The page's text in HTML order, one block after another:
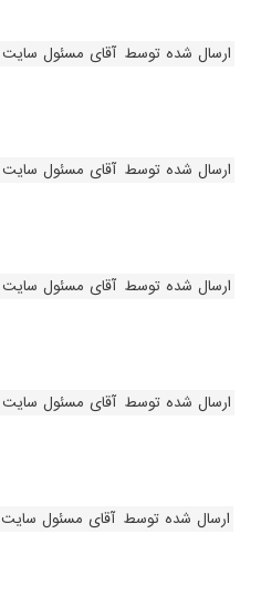
ارسال شده توسط آقای مسئول سایت
ارسال شده توسط آقای مسئول سایت
ارسال شده توسط آقای مسئول سایت
ارسال شده توسط آقای مسئول سایت
ارسال شده توسط آقای مسئول سایت